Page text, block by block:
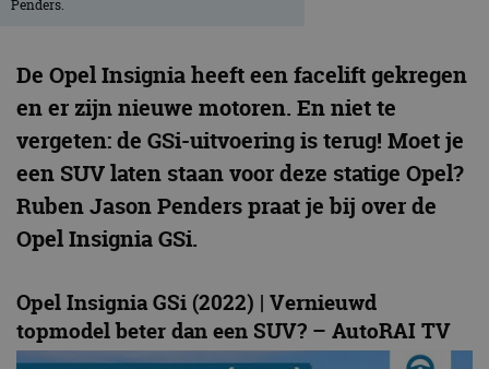
De Opel Insignia heeft een facelift gekregen
en er zijn nieuwe motoren. En niet te
vergeten: de GSi-uitvoering is terug! Moet je
een SUV laten staan voor deze statige Opel?
Ruben Jason Penders praat je bij over de
Opel Insignia GSi.
Opel Insignia GSi (2022) | Vernieuwd
topmodel beter dan een SUV? – AutoRAI TV